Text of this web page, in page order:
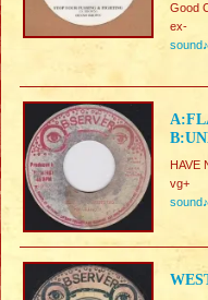
Good
ex-
sound♪
HAVE
vg+
sound♪